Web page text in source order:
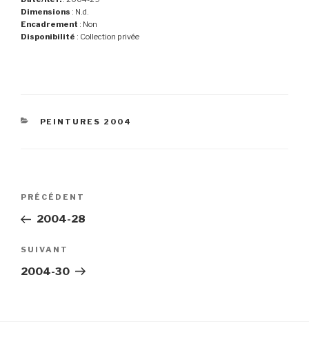
Dimensions : N.d.
Encadrement : Non
Disponibilité : Collection privée
CATÉGORIES
PEINTURES 2004
Navigation
l’article
Article
précédent
PRÉCÉDENT
2004-28
Article
suivant
SUIVANT
2004-30